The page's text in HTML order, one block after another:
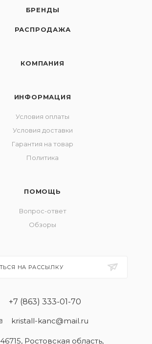
БРЕНДЫ
РАСПРОДАЖА
КОМПАНИЯ
ИНФОРМАЦИЯ
Условия оплаты
Условия доставки
Гарантия на товар
Политика
ПОМОЩЬ
Вопрос-ответ
Обзоры
НА РАССЫЛКУ
+7 (863) 333-01-70
kristall-kanc@mail.ru
Ростовская область​,